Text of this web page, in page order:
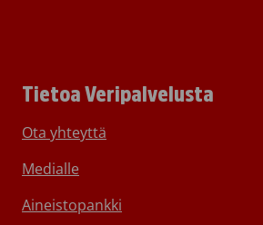
Tietoa Veripalvelusta
Ota yhteyttä
Medialle
Aineistopankki